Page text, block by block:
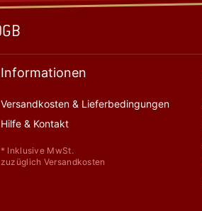
Informationen
Versandkosten & Lieferbedingungen
Hilfe & Kontakt
* Inklusive MwSt.
zuzüglich Versandkosten